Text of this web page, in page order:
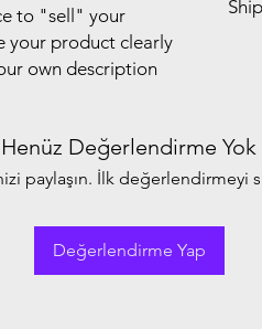
to "sell" your
your product clearly
own description
your
Henüz Değerlendirme Yok
paylaşın. İlk değerlendirmeyi
Değerlendirme Yap